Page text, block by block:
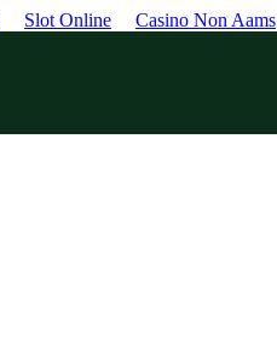
Slot Online Casino Non Aams